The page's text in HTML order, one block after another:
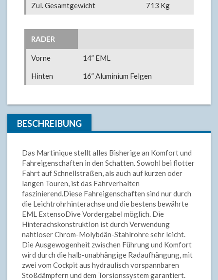
Zul. Gesamtgewicht 713 Kg
RADER
Vorne 14” EML
Hinten 16” Aluminium Felgen
BESCHREIBUNG
Das Martinique stellt alles Bisherige an Komfort und
Fahreigenschaften in den Schatten. Sowohl bei flotter
Fahrt auf Schnellstraßen, als auch auf kurzen oder
langen Touren, ist das Fahrverhalten
faszinierend.Diese Fahreigenschaften sind nur durch
die Leichtrohrhinterachse und die bestens bewährte
EML ExtensoDive Vordergabel möglich. Die
Hinterachskonstruktion ist durch Verwendung
nahtloser Chrom-Molybdän-Stahlrohre sehr leicht.
Die Ausgewogenheit zwischen Führung und Komfort
wird durch die halb-unabhängige Radaufhängung, mit
zwei vom Cockpit aus hydraulisch vorspannbaren
Stoßdämpfern und dem Torsionssystem garantiert.